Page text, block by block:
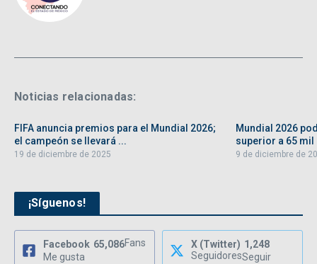
Noticias relacionadas:
FIFA anuncia premios para el Mundial 2026;
el campeón se llevará ...
19 de diciembre de 2025
Mundial 2026
superior a 65 mil
9 de diciembre de
¡Síguenos!
Facebook 65,086Fans
Me gusta
X (Twitter) 1,248
SeguidoresSeguir